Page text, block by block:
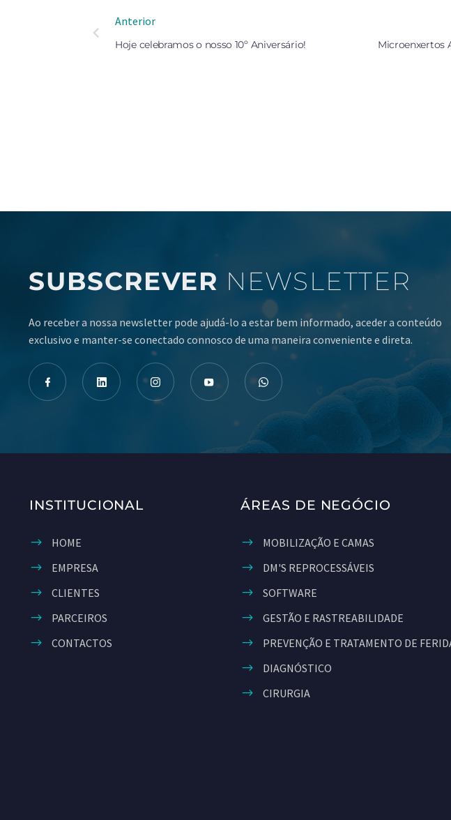
Anterior
Hoje celebramos o nosso 10º Aniversário!
Microenxertos
SUBSCREVER NEWSLETTER
Ao receber a nossa newsletter pode ajudá-lo a estar bem informado, aceder a conteúdo
exclusivo e manter-se conectado connosco de uma maneira conveniente e direta.
INSTITUCIONAL
HOME
EMPRESA
CLIENTES
PARCEIROS
CONTACTOS
ÁREAS DE NEGÓCIO
MOBILIZAÇÃO E CAMAS
DM'S REPROCESSÁVEIS
SOFTWARE
GESTÃO E RASTREABILIDADE
PREVENÇÃO E TRATAMENTO DE
DIAGNÓSTICO
CIRURGIA